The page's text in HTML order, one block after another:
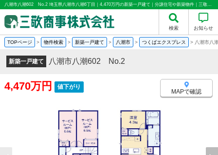
八潮市八潮602 No.2 埼玉県八潮市八潮6丁目｜4,470万円の新築一戸建て｜分譲住宅や新築物件｜三敬商事株式会社(サンケイ商事)
検索 お知らせ
TOPページ > 物件検索 > 新築一戸建て > 八潮市 > つくばエクスプレス > 八潮市八
新築一戸建て 八潮市八潮602 No.2
4,470万円 値下がり
MAPで確認